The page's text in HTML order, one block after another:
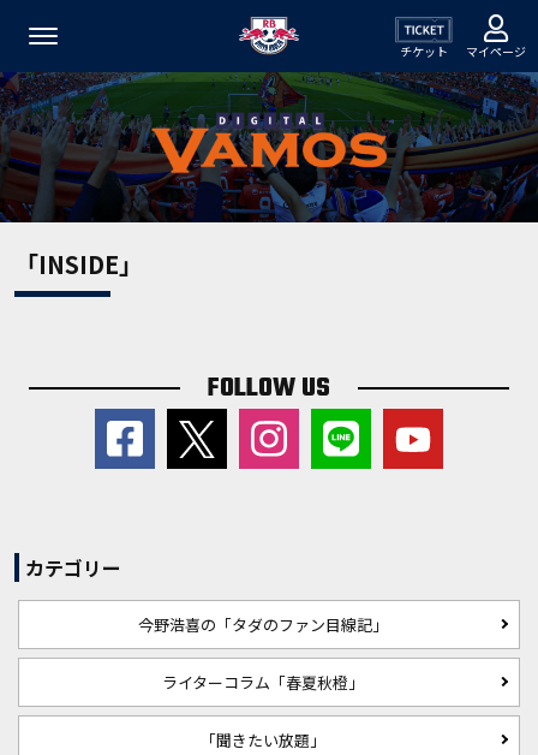
チケット マイページ
「INSIDE」
FOLLOW US
カテゴリー
今野浩喜の「タダのファン目線記」
ライターコラム「春夏秋橙」
「聞きたい放題」